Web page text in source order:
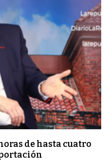
de hasta cuatro